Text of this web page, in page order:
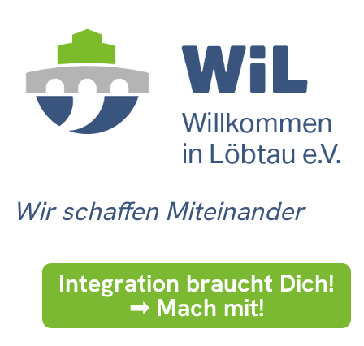
Wir schaffen Miteinander
Integration braucht Dich!
➟ Mach mit!